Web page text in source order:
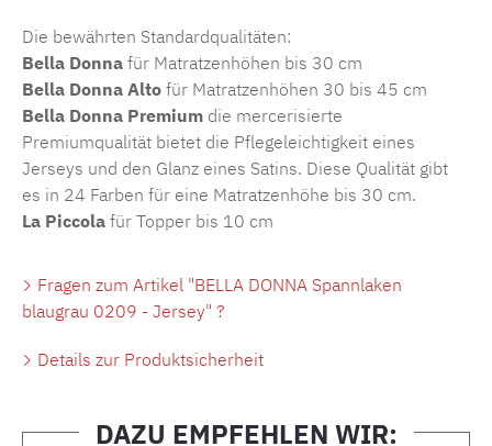
Die bewährten Standardqualitäten:
Bella Donna für Matratzenhöhen bis 30 cm
Bella Donna Alto für Matratzenhöhen 30 bis 45 cm
Bella Donna Premium die mercerisierte
Premiumqualität bietet die Pflegeleichtigkeit eines
Jerseys und den Glanz eines Satins. Diese Qualität gibt
es in 24 Farben für eine Matratzenhöhe bis 30 cm.
La Piccola für Topper bis 10 cm
Fragen zum Artikel "BELLA DONNA Spannlaken
blaugrau 0209 - Jersey" ?
Details zur Produktsicherheit
DAZU EMPFEHLEN WIR: